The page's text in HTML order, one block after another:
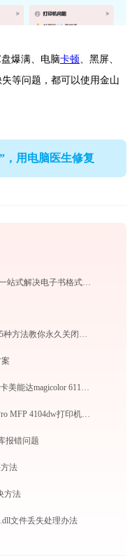
爆满、电脑卡顿、黑屏、
等问题，都可以使用金山
，用电脑医生修复
Calibre电子书管理工具使用教程：一站式解决电子书格式转换、元数据管理与设备同步
Win10如何彻底永久关闭自动更新 5种方法教你永久关闭win10自动更新
一文带你了解如何下载及安装柯尼卡美能达magicolor 6110打印机驱动
如何轻松下载和安装惠普LaserJet Pro MFP 4104dw打印机驱动？跟着这篇指南走
报错问题
法
方法
文件丢失处理办法